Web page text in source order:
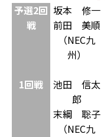
予選2回
戦
坂本 修一
前田 美順
（NEC九
州）
1回戦
池田 信太
郎
末綱 聡子
（NEC九